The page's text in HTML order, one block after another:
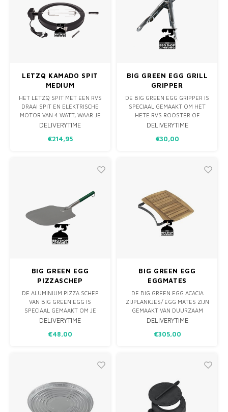
LETZQ KAMADO SPIT
MEDIUM
HET LETZQ SPIT MET EEN RVS
DRAAI SPIT EN ELEKTRISCHE
MOTOR VAN 4 WATT, WAAR JE
EEN BIJVOORBEELD EEN
GRILLEN. NORMAAL IS EEN KIP
SPIT KOMT DIE NOG SAPPIGER
DELIVERYTIME
€214,95
BIG GREEN EGG GRILL
GRIPPER
DE BIG GREEN EGG GRIPPER IS
SPECIAAL GEMAAKT OM HET
HETE RVS ROOSTER OF
LEKBAKJES MEE OP TE TILLEN.
LEKBAKJE MET DE GRILL
DELIVERYTIME
€30,00
BIG GREEN EGG
PIZZASCHEP
ALUMINIUM
DE ALUMINIUM PIZZA SCHEP
VAN BIG GREEN EGG IS
SPECIAAL GEMAAKT OM JE
PIZZA PRAKTISCH EN VEILIG OP
TE LADEN GLIJDEN.DOOR HET
DELIVERYTIME
€48,00
BIG GREEN EGG
EGGMATES
ACACIAHOUT XL
DE BIG GREEN EGG ACACIA
ZIJPLANKJES/ EGG MATES ZIJN
GEMAAKT VAN DUURZAAM
ACACIA HOUT EN EEN MOOIE
ASSORTIMENT. NAAST DE
HOUT HEB JE MET DE ACACIA
EGG MATES NU OOK DE KEUZE
VOOR EEN IETS KLASSIEKER
DELIVERYTIME
€305,00